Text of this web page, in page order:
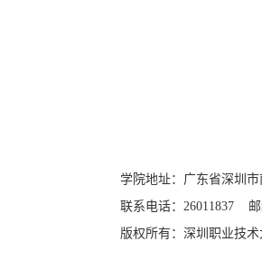
学院地址：广东省深圳
联系电话：26011837 邮
版权所有：深圳职业技